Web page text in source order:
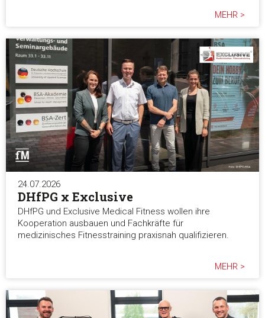
MEHR >
24.07.2026
DHfPG x Exclusive
DHfPG und Exclusive Medical Fitness wollen ihre
Kooperation ausbauen und Fachkräfte für
medizinisches Fitnesstraining praxisnah qualifizieren.
MEHR >